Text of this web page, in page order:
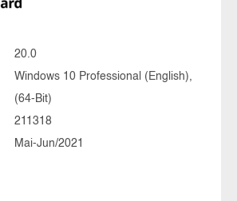
20.0
Windows 10 Professional (English),
(64-Bit)
211318
Mai-Jun/2021